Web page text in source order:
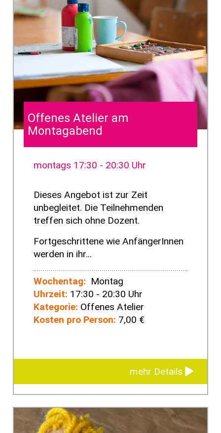
Offenes Atelier am
Montagabend
montags 17:30 - 20:30 Uhr
Dieses Angebot ist zur Zeit
unbegleitet. Die Teilnehmenden
treffen sich ohne Dozent.
Fortgeschrittene wie AnfängerInnen
werden in ihr...
Wochentag: Montag
Uhrzeit: 17:30 - 20:30 Uhr
Kategorie: Offenes Atelier
Kosten pro Person: 7,00 €
mehr Details